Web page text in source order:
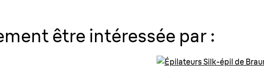
être intéressée par :